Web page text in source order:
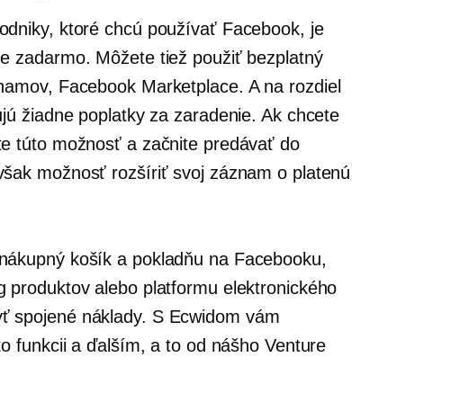
ktoré chcú používať Facebook, je
zadarmo. Môžete tiež použiť bezplatný
Facebook Marketplace. A na rozdiel
žiadne poplatky za zaradenie. Ak chcete
túto možnosť a začnite predávať do
možnosť rozšíriť svoj záznam o platenú
košík a pokladňu na Facebooku,
produktov alebo platformu elektronického
spojené náklady. S Ecwidom vám
funkcii a ďalším, a to od nášho Venture